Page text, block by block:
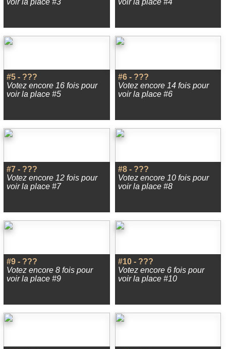
voir la place #3 voir la place #4
#5 - ???
Votez encore 16 fois pour
voir la place #5
#6 - ???
Votez encore 14 fois pour
voir la place #6
#7 - ???
Votez encore 12 fois pour
voir la place #7
#8 - ???
Votez encore 10 fois pour
voir la place #8
#9 - ???
Votez encore 8 fois pour
voir la place #9
#10 - ???
Votez encore 6 fois pour
voir la place #10